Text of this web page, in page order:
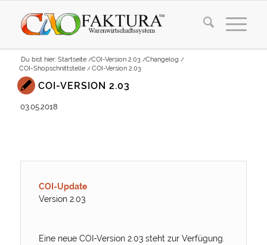
Du bist hier: Startseite /COI-Version 2.03 /Changelog /
COI-Shopschnittstelle / COI-Version 2.03
COI-VERSION 2.03
03.05.2018
COI-Update
Version 2.03
Eine neue COI-Version 2.03 steht zur Verfügung.